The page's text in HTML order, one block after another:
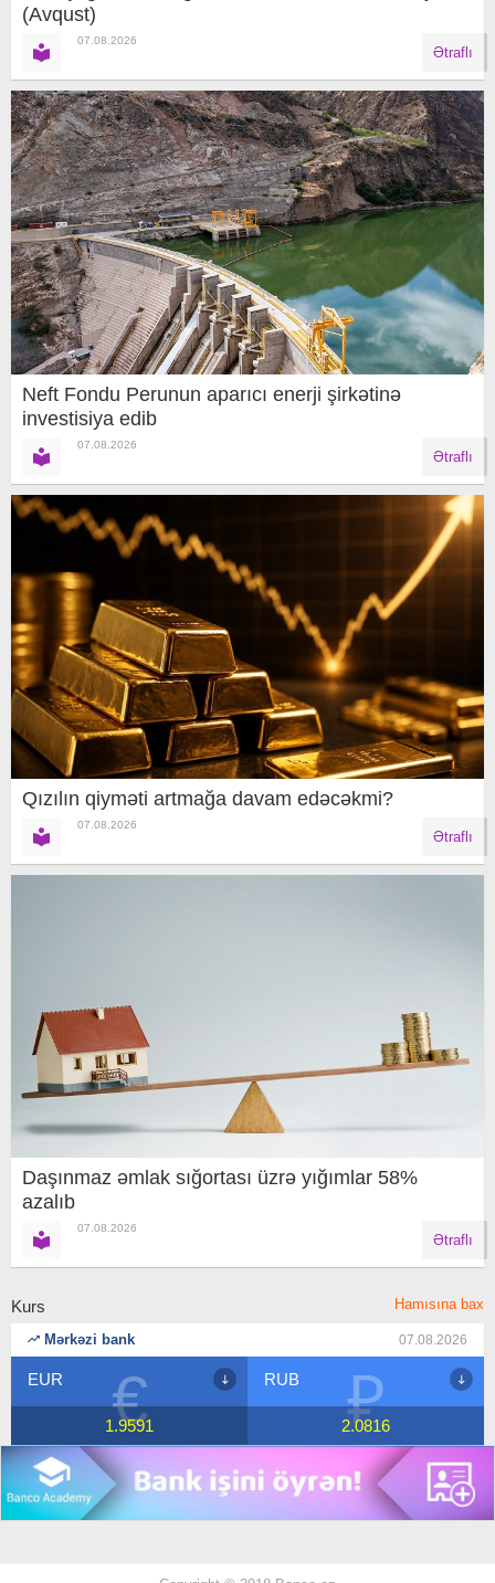
(Avqust)
07.08.2026
Ətraflı
Neft Fondu Perunun aparıcı enerji şirkətinə
investisiya edib
07.08.2026
Ətraflı
Qızılın qiyməti artmağa davam edəcəkmi?
07.08.2026
Ətraflı
Daşınmaz əmlak sığortası üzrə yığımlar 58%
azalıb
07.08.2026
Ətraflı
Kurs Hamısına bax
Mərkəzi bank 07.08.2026
€
EUR
1.9591 ₽
RUB
2.0816